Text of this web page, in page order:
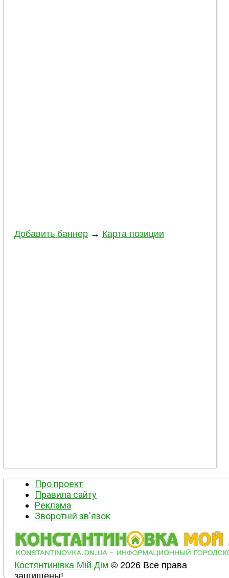
Добавить баннер → Карта позиции
Про проект
Правила сайту
Реклама
Зворотній зв'язок
Костянтинівка Мій Дім © 2026 Все права
защищены!